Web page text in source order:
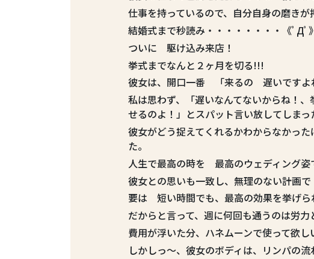
仕事を持っているので、自分自身の磨き
結婚式まで秒読み・・・・・・・・《ﾟДﾟ》
ついに 駆け込み来店！
挙式までなんと２ヶ月を切る!!!
彼女は、開口一番 「来るの 遅いですよ
私は思わず、「遅いなんてないからね！
せるのよ！」とスパット言い放してしまっ
彼女がどう捉えてくれるかわからなかっ
た。
人生で最高の時を 最高のウェディング姿
彼女との思いも一致し、無理のない計画
要は 短い時間でも、最高の効果を挙げら
だからと言って、週に何回も通うのは労
費用が浮いた分、ハネムーンで使って欲
しかしっ～、彼女のボディは、リンパの